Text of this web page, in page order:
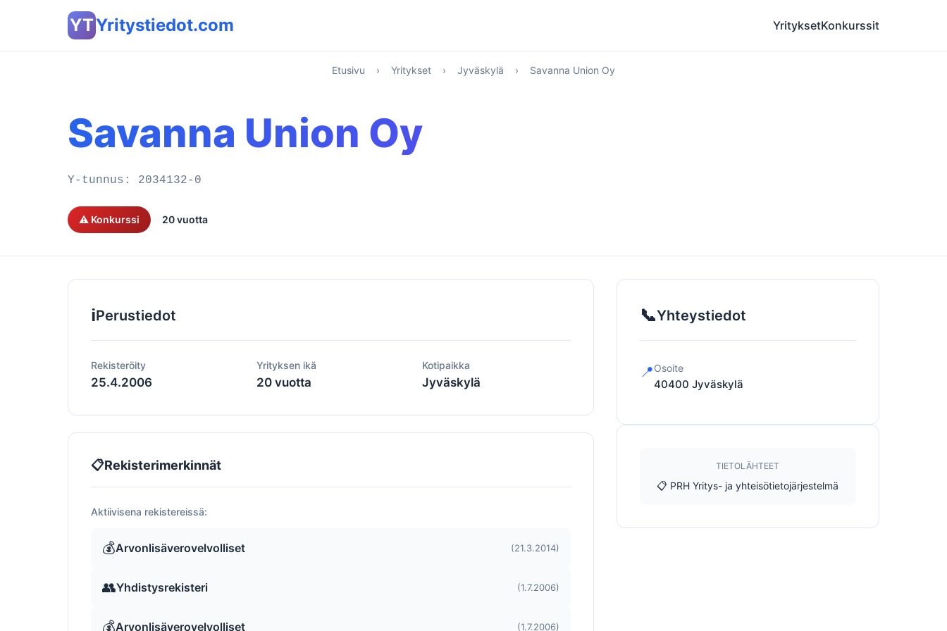
YTYritystiedot.com YrityksetKonkurssit
Etusivu › Yritykset › Jyväskylä › Savanna Union Oy
Savanna Union Oy
Y-tunnus: 2034132-0
⚠️ Konkurssi 20 vuotta
ℹ️Perustiedot
Rekisteröity
25.4.2006
Yrityksen ikä
20 vuotta
Kotipaikka
Jyväskylä
📋Rekisterimerkinnät
Aktiivisena rekistereissä:
💰Arvonlisäverovelvolliset (21.3.2014)
👥Yhdistysrekisteri (1.7.2006)
💰Arvonlisäverovelvolliset (1.7.2006)
📞Yhteystiedot
📍Osoite
40400 Jyväskylä
TIETOLÄHTEET
📋 PRH Yritys- ja yhteisötietojärjestelmä